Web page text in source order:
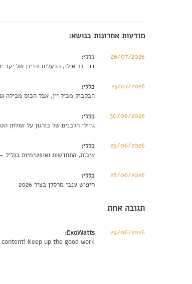
מודעות אחרונות בנושא:
26/07/2026
כללי:
דוד בר אילן, הבעלים והיינן של
23/07/2026
כללי:
הבקבוק מכיל יין, אבל הכוס מכילה
30/06/2026
כללי:
גדולי הלבנים של בורגון על שולחן
29/06/2026
כללי:
איכות, התחדשות ואופטימיות בגליל –
28/06/2026
כללי:
חיפוש ענבי מרסלן בציר 2026
תגובה אחת
29/06/2026
ExoWatts:
Keep up the good work!